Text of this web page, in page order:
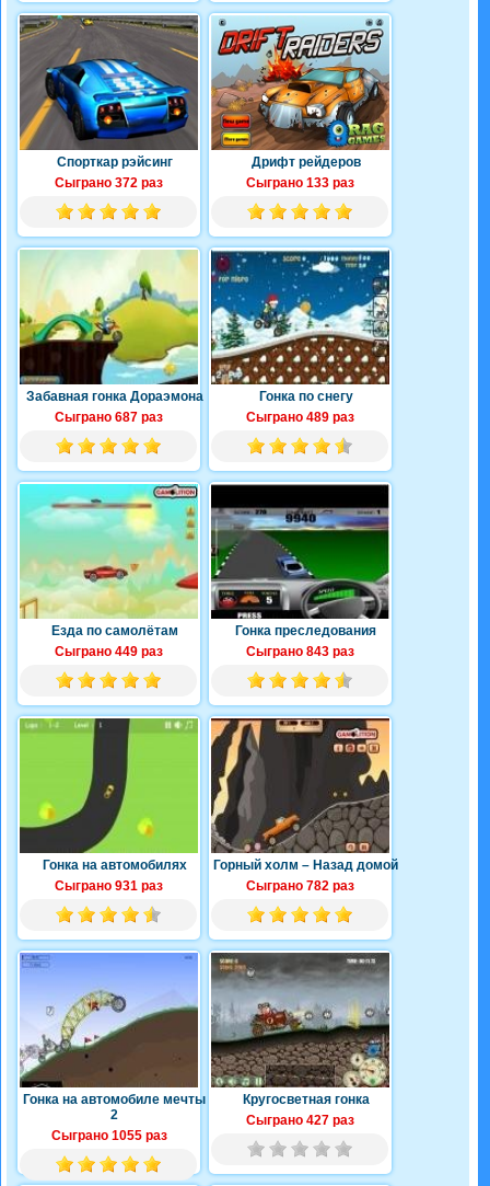
Спорткар рэйсинг
Сыграно 372 раз
Дрифт рейдеров
Сыграно 133 раз
Забавная гонка Дораэмона
Сыграно 687 раз
Гонка по снегу
Сыграно 489 раз
Езда по самолётам
Сыграно 449 раз
Гонка преследования
Сыграно 843 раз
Гонка на автомобилях
Сыграно 931 раз
Горный холм – Назад домой
Сыграно 782 раз
Гонка на автомобиле мечты
2
Сыграно 1055 раз
Кругосветная гонка
Сыграно 427 раз